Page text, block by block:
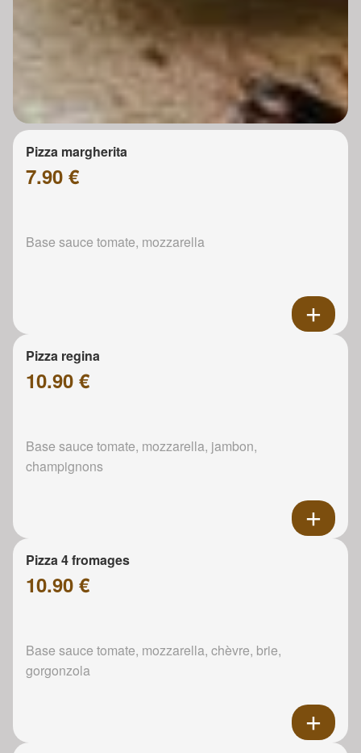
Pizza margherita
7.90 €
Base sauce tomate, mozzarella
Pizza regina
10.90 €
Base sauce tomate, mozzarella, jambon,
champignons
Pizza 4 fromages
10.90 €
Base sauce tomate, mozzarella, chèvre, brie,
gorgonzola